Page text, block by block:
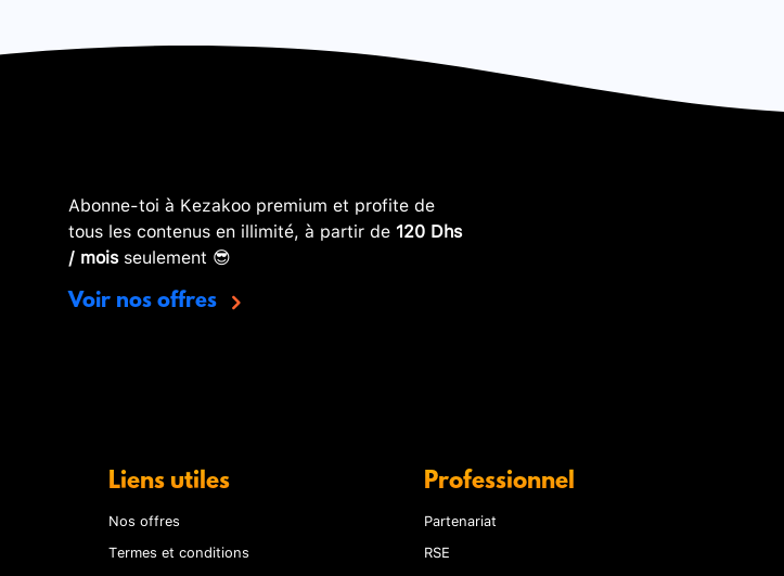
Abonne-toi à Kezakoo premium et profite de
tous les contenus en illimité, à partir de 120 Dhs
/ moisseulement 😎
Voir nos offres
Liens utiles
Nos offres
Termes et conditions
Professionnel
Partenariat
RSE